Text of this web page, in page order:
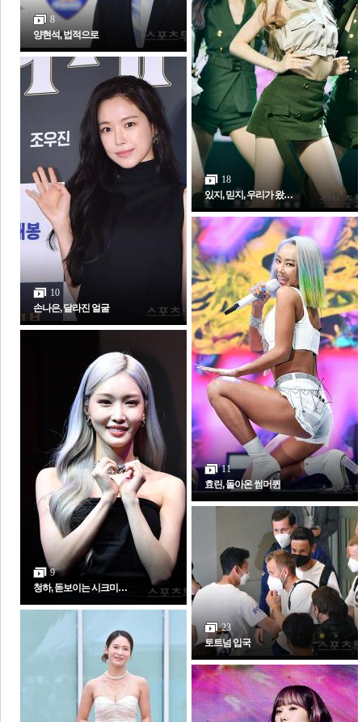
인
포토갤러리
8
양현석, 법적으로
10
손나은, 달라진 얼굴
9
청하, 돋보이는 시크미…
18
있지, 믿지, 우리가 왔…
11
효린, 돌아온 썸머퀸
23
토트넘 입국